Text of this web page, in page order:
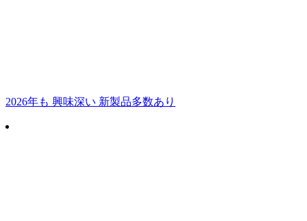
2026年も 興味深い 新製品多数あり